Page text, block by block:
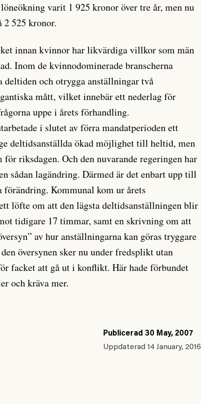
varit 1 925 kronor över tre år, men nu
2 525 kronor.
innan kvinnor har likvärdiga villkor som män
Inom de kvinnodominerade branscherna
och otrygga anställningar två
mått, vilket innebär ett nederlag för
uppe i årets förhandling.
i slutet av förra mandatperioden ett
deltidsanställda ökad möjlighet till heltid, men
riksdagen. Och den nuvarande regeringen har
sådan lagändring. Därmed är det enbart upp till
förändring. Kommunal kom ur årets
löfte om att den lägsta deltidsanställningen blir
tidigare 17 timmar, samt en skrivning om att
av hur anställningarna kan göras tryggare
översynen sker nu under fredsplikt utan
facket att gå ut i konflikt. Här hade förbundet
och kräva mer.
Publicerad 30 May, 2007
Uppdaterad 14 January, 2016